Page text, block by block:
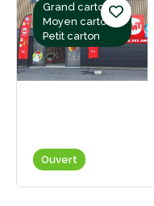
Ouvert
Grand carton,
Moyen carton,
Petit carton